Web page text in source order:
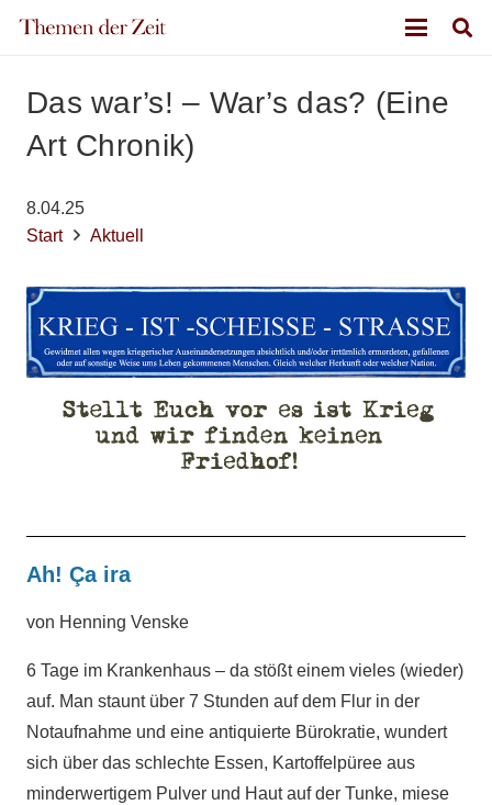
Das war’s! – War’s das? (Eine
Art Chronik)
8.04.25
Start
Aktuell
Ah! Ça ira
von Henning Venske
6 Tage im Krankenhaus – da stößt einem vieles (wieder)
auf. Man staunt über 7 Stunden auf dem Flur in der
Notaufnahme und eine antiquierte Bürokratie, wundert
sich über das schlechte Essen, Kartoffelpüree aus
minderwertigem Pulver und Haut auf der Tunke, miese